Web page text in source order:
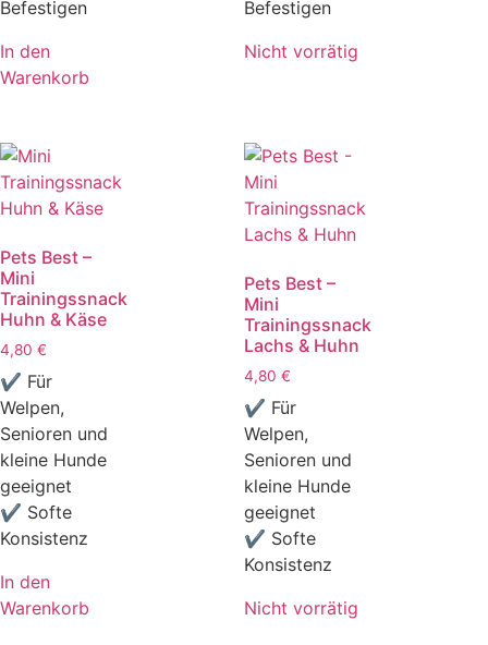
Befestigen
In den
Warenkorb
Befestigen
Nicht vorrätig
Pets Best –
Mini
Trainingssnack
Huhn & Käse
4,80 €
✔ Für
Welpen,
Senioren und
kleine Hunde
geeignet
✔ Softe
Konsistenz
In den
Warenkorb
Pets Best –
Mini
Trainingssnack
Lachs & Huhn
4,80 €
✔ Für
Welpen,
Senioren und
kleine Hunde
geeignet
✔ Softe
Konsistenz
Nicht vorrätig